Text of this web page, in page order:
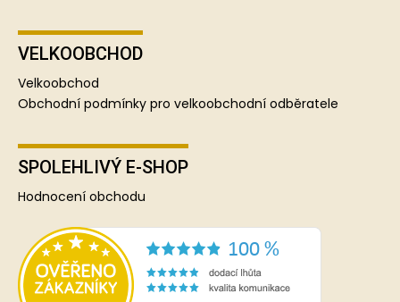
VELKOOBCHOD
Velkoobchod
Obchodní podmínky pro velkoobchodní odběratele
SPOLEHLIVÝ E-SHOP
Hodnocení obchodu